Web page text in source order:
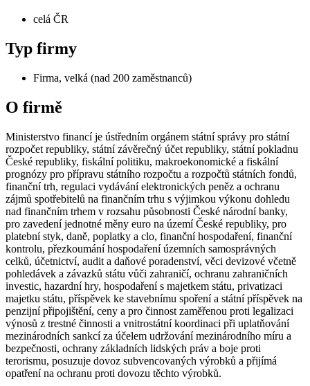
celá ČR
Typ firmy
Firma, velká (nad 200 zaměstnanců)
O firmě
Ministerstvo financí je ústředním orgánem státní správy pro státní
rozpočet republiky, státní závěrečný účet republiky, státní pokladnu
České republiky, fiskální politiku, makroekonomické a fiskální
prognózy pro přípravu státního rozpočtu a rozpočtů státních fondů,
finanční trh, regulaci vydávání elektronických peněz a ochranu
zájmů spotřebitelů na finančním trhu s výjimkou výkonu dohledu
nad finančním trhem v rozsahu působnosti České národní banky,
pro zavedení jednotné měny euro na území České republiky, pro
platební styk, daně, poplatky a clo, finanční hospodaření, finanční
kontrolu, přezkoumání hospodaření územních samosprávných
celků, účetnictví, audit a daňové poradenství, věci devizové včetně
pohledávek a závazků státu vůči zahraničí, ochranu zahraničních
investic, hazardní hry, hospodaření s majetkem státu, privatizaci
majetku státu, příspěvek ke stavebnímu spoření a státní příspěvek na
penzijní připojištění, ceny a pro činnost zaměřenou proti legalizaci
výnosů z trestné činnosti a vnitrostátní koordinaci při uplatňování
mezinárodních sankcí za účelem udržování mezinárodního míru a
bezpečnosti, ochrany základních lidských práv a boje proti
terorismu, posuzuje dovoz subvencovaných výrobků a přijímá
opatření na ochranu proti dovozu těchto výrobků.